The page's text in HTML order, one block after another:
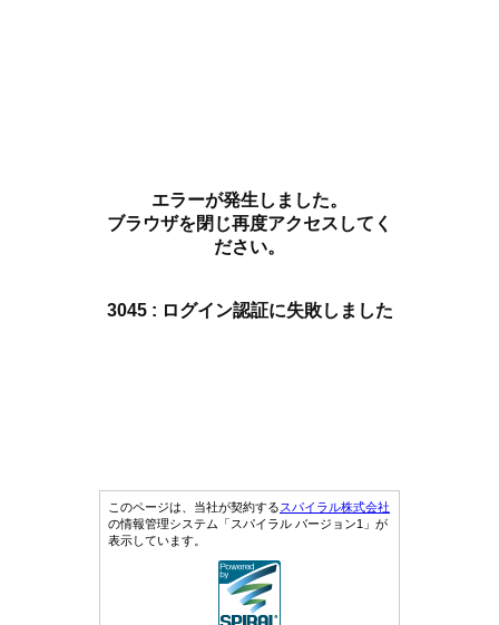
エラーが発生しました。
ブラウザを閉じ再度アクセスしてく
ださい。
3045 : ログイン認証に失敗しました
このページは、当社が契約するスパイラル株式会社
の情報管理システム「スパイラル バージョン1」が
表示しています。